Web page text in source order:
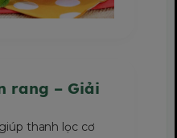
rang – Giải
thanh lọc cơ